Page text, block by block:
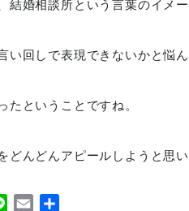
結婚相談所という言葉のイメ
い回しで表現できないかと悩
たということですね。
どんどんアピールしようと思い
Line Email